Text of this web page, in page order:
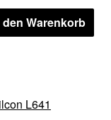
den Warenkorb
L641